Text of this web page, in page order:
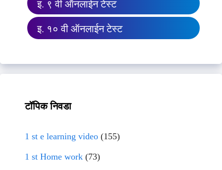
इ. ९ वी ऑनलाईन टेस्ट
इ. १० वी ऑनलाईन टेस्ट
टॉपिक निवडा
1 st e learning video (155)
1 st Home work (73)